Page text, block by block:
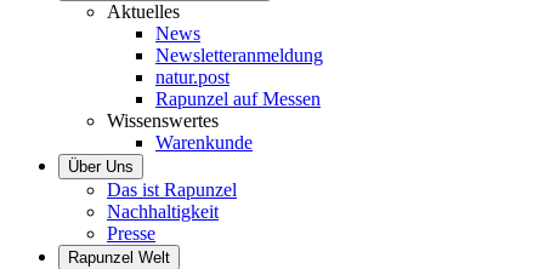
Aktuelles
News
Newsletteranmeldung
natur.post
Rapunzel auf Messen
Wissenswertes
Warenkunde
Über Uns
Das ist Rapunzel
Nachhaltigkeit
Presse
Rapunzel Welt